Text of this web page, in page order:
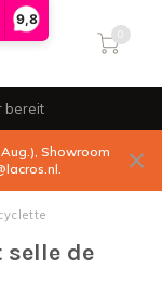
9,8
0
bereit
Showroom
.
de